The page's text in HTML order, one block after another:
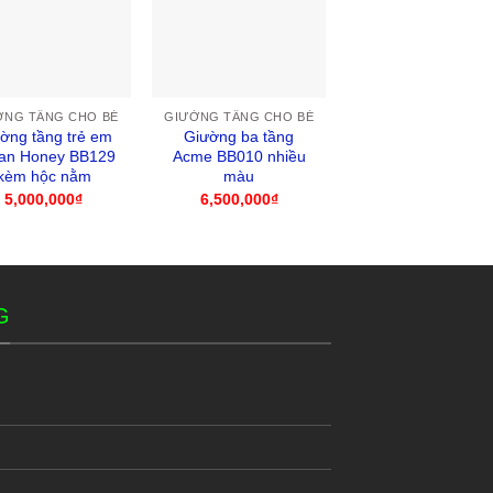
TẦNG CHO BÉ
tầng trẻ em
Honey BB129
hộc nằm
5,000,000₫
GIƯỜNG TẦNG CHO BÉ
Giường ba tầng
Acme BB010 nhiều
màu
6,500,000₫